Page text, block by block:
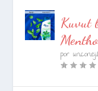
Kuvut
por